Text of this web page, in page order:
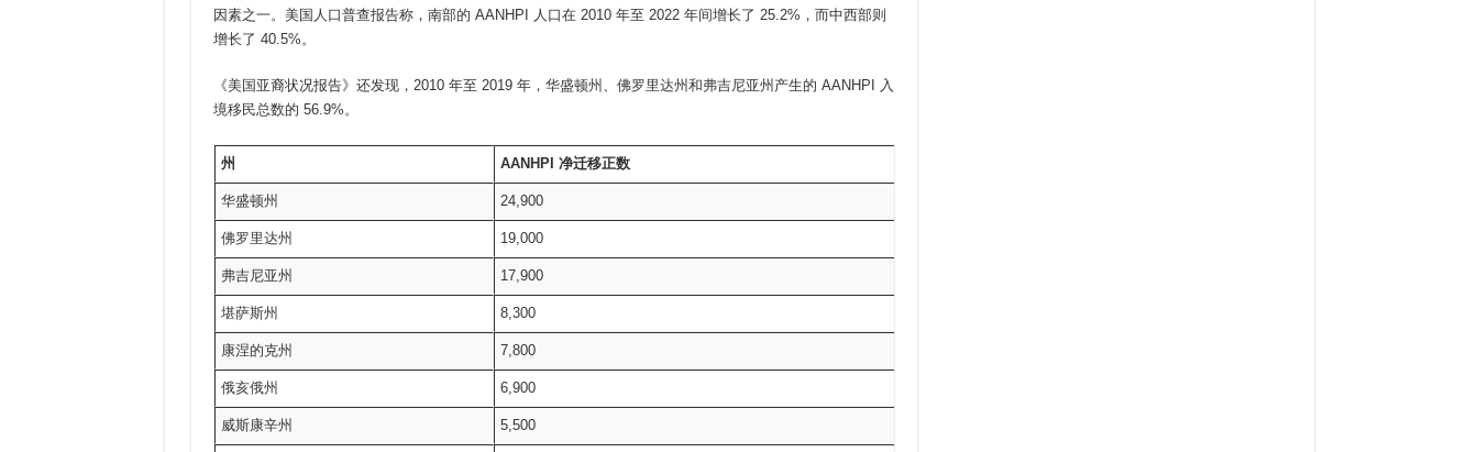
因素之一。美国人口普查报告称，南部的 AANHPI 人口在 2010 年至 2022 年间增长了 25.2%，而中西部则
增长了 40.5%。
《美国亚裔状况报告》还发现，2010 年至 2019 年，华盛顿州、佛罗里达州和弗吉尼亚州产生的 AANHPI 入
境移民总数的 56.9%。
州 AANHPI 净迁移正数
华盛顿州 24,900
佛罗里达州 19,000
弗吉尼亚州 17,900
堪萨斯州 8,300
康涅的克州 7,800
俄亥俄州 6,900
威斯康辛州 5,500